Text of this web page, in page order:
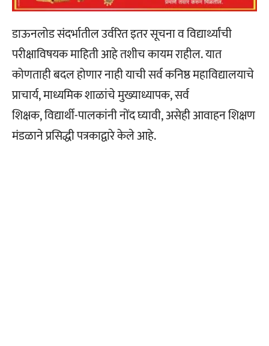
डाऊनलोड संदर्भातील उर्वरित इतर सूचना व विद्यार्थ्यांची
परीक्षाविषयक माहिती आहे तशीच कायम राहील. यात
कोणताही बदल होणार नाही याची सर्व कनिष्ठ महाविद्यालयाचे
प्राचार्य, माध्यमिक शाळांचे मुख्याध्यापक, सर्व
शिक्षक, विद्यार्थी-पालकांनी नोंद घ्यावी, असेही आवाहन शिक्षण
मंडळाने प्रसिद्धी पत्रकाद्वारे केले आहे.